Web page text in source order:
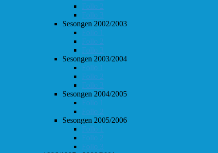
Follo 2
Follo 3
Sesongen 2002/2003
Follo 1
Follo 2
Follo 3
Sesongen 2003/2004
Follo 1
Follo 2
Follo 3
Sesongen 2004/2005
Follo 1
Follo 2
Sesongen 2005/2006
Follo 1
Follo 2
Follo 3